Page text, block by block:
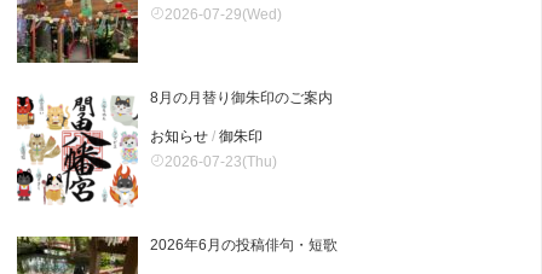
2026-07-29(Wed)
8月の月替り御朱印のご案内
お知らせ / 御朱印
2026-07-23(Thu)
2026年6月の投稿俳句・短歌